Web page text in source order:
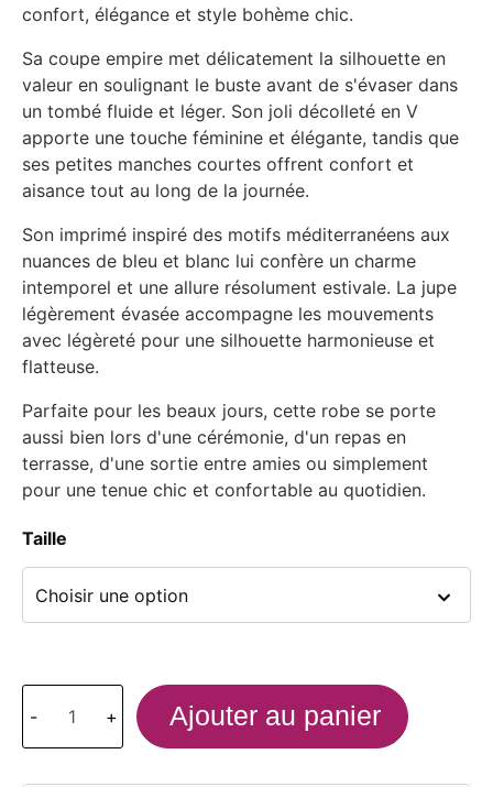
confort, élégance et style bohème chic.
Sa coupe empire met délicatement la silhouette en
valeur en soulignant le buste avant de s'évaser dans
un tombé fluide et léger. Son joli décolleté en V
apporte une touche féminine et élégante, tandis que
ses petites manches courtes offrent confort et
aisance tout au long de la journée.
Son imprimé inspiré des motifs méditerranéens aux
nuances de bleu et blanc lui confère un charme
intemporel et une allure résolument estivale. La jupe
légèrement évasée accompagne les mouvements
avec légèreté pour une silhouette harmonieuse et
flatteuse.
Parfaite pour les beaux jours, cette robe se porte
aussi bien lors d'une cérémonie, d'un repas en
terrasse, d'une sortie entre amies ou simplement
pour une tenue chic et confortable au quotidien.
Taille
- + Ajouter au panier